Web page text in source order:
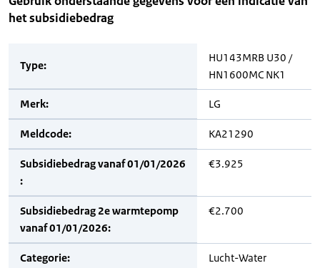
het subsidiebedrag
Type:
HU143MRB U30 /
HN1600MC NK1
Merk: LG
Meldcode: KA21290
Subsidiebedrag vanaf 01/01/2026
:
€3.925
Subsidiebedrag 2e warmtepomp
vanaf 01/01/2026:
€2.700
Categorie: Lucht-Water